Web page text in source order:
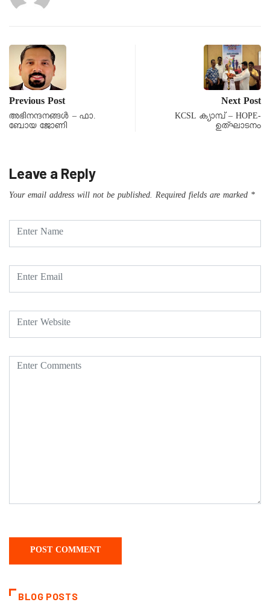
Previous Post
അഭിനന്ദനങ്ങൾ – ഫാ.
ബോയ ജോണി
Next Post
KCSL ക്യാമ്പ് – HOPE-
ഉത്ഘാടനം
Leave a Reply
Your email address will not be published. Required fields are marked *
BLOG POSTS